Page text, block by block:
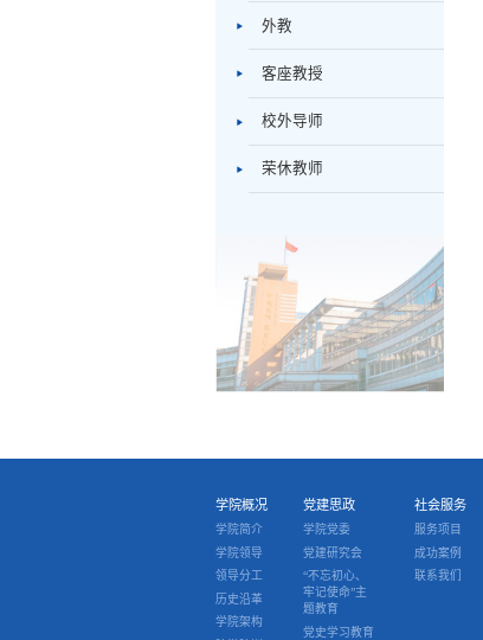
外教
客座教授
校外导师
荣休教师
学院概况
学院简介
学院领导
领导分工
历史沿革
学院架构
党建思政
学院党委
党建研究会
“不忘初心、
牢记使命”主
题教育
党史学习教育
社会服务
服务项目
成功案例
联系我们